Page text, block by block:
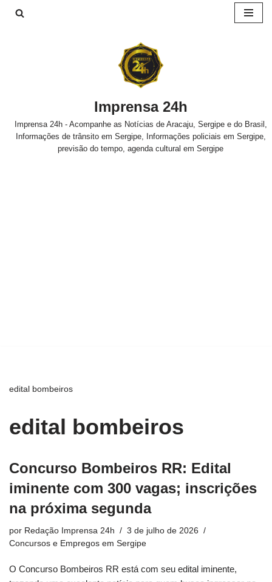
Imprensa 24h
Imprensa 24h - Acompanhe as Notícias de Aracaju, Sergipe e do Brasil,
Informações de trânsito em Sergipe, Informações policiais em Sergipe,
previsão do tempo, agenda cultural em Sergipe
edital bombeiros
edital bombeiros
Concurso Bombeiros RR: Edital
iminente com 300 vagas; inscrições
na próxima segunda
por Redação Imprensa 24h
3 de julho de 2026
Concursos e Empregos em Sergipe
O Concurso Bombeiros RR está com seu edital iminente,